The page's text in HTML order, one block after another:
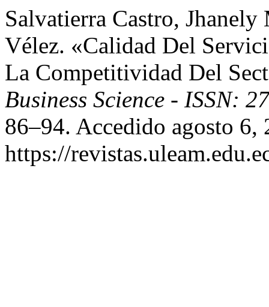
Salvatierra Castro, Jhanely
Vélez. «Calidad Del
La Competitividad Del
Business Science - ISSN:
86–94. Accedido agosto 6,
https://